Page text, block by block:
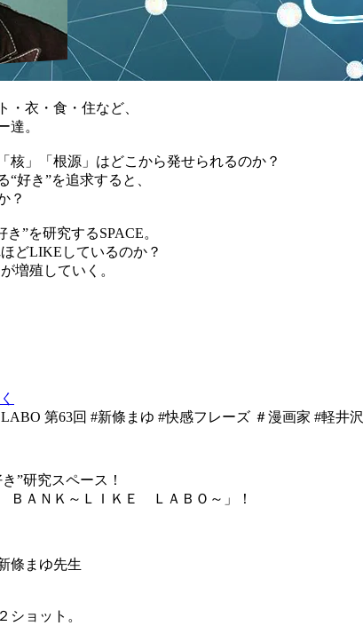
・衣・食・住など、
達。
核」「根源」はどこから発せられるのか？
好き”を追求すると、
？
”を研究するSPACE。
どLIKEしているのか？
増殖していく。
第63回 #新條まゆ #快感フレーズ ＃漫画家 #軽井沢
”研究スペース！
ＡＮＫ～ＬＩＫＥ ＬＡＢＯ～」！
條まゆ先生
ショット。